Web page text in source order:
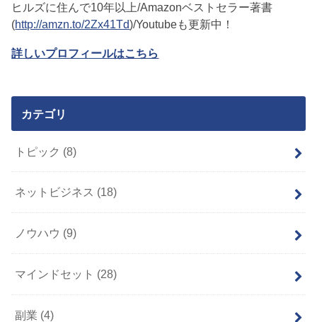
ヒルズに住んで10年以上/Amazonベストセラー著書
(http://amzn.to/2Zx41Td)/Youtubeも更新中！
詳しいプロフィールはこちら
カテゴリ
トピック (8)
ネットビジネス (18)
ノウハウ (9)
マインドセット (28)
副業 (4)